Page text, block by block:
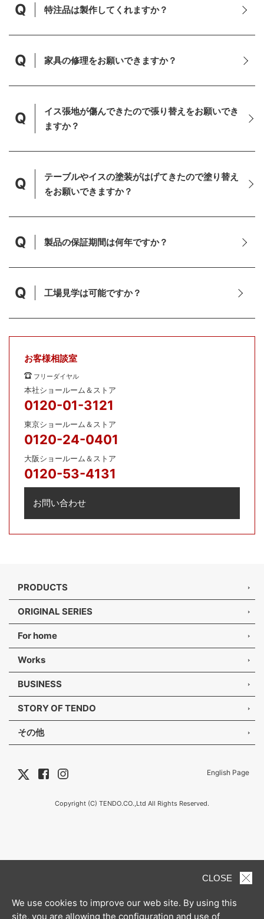
Q 特注品は製作してくれますか？
Q 家具の修理をお願いできますか？
Q
イス張地が傷んできたので張り替えをお願いでき
ますか？
Q
テーブルやイスの塗装がはげてきたので塗り替え
をお願いできますか？
Q 製品の保証期間は何年ですか？
Q 工場見学は可能ですか？
お客様相談室
フリーダイヤル
本社ショールーム＆ストア
0120-01-3121
東京ショールーム＆ストア
0120-24-0401
大阪ショールーム＆ストア
0120-53-4131
お問い合わせ
PRODUCTS
ORIGINAL SERIES
For home
Works
BUSINESS
STORY OF TENDO
その他
English Page
Copyright (C) TENDO.CO.,Ltd All Rights Reserved.
CLOSE
We use cookies to improve our web site. By using this
site, you are allowing the configuration and use of